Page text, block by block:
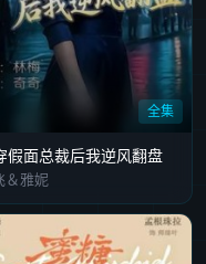
全集
假面总裁后我逆风翻盘
＆雅妮